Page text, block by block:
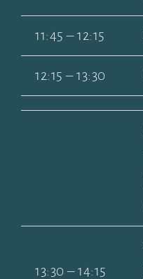
11:45 – 12:15
12:15 – 13:30
13:30 – 14:15